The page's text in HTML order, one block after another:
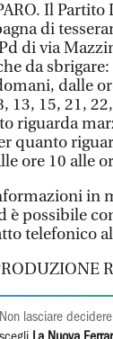
Il
di
di via
da
dalle
13, 15, 21,
riguarda
quanto
ore 10 alle
in
è possibile
telefonico
Non lasciare